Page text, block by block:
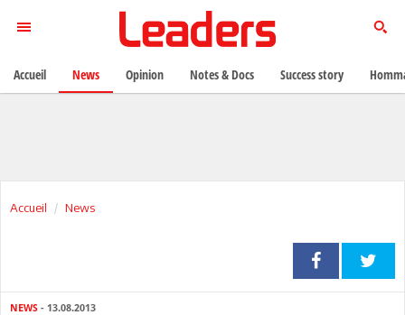
Accueil News
NEWS - 13.08.2013
Accueil News Opinion Notes & Docs Success story